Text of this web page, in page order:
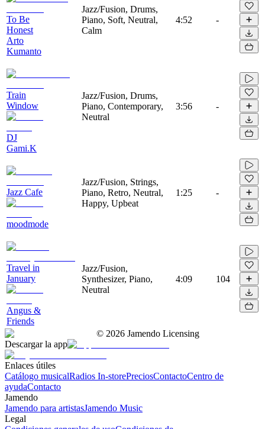
To Be
Honest
Arto
Kumanto
Jazz/Fusion, Drums,
Piano, Soft, Neutral,
Calm
4:52 -
Train
Window
DJ
Gami.K
Jazz/Fusion, Drums,
Piano, Contemporary,
Neutral
3:56 -
Jazz Cafe
moodmode
Jazz/Fusion, Strings,
Piano, Retro, Neutral,
Happy, Upbeat
1:25 -
Travel in
January
Angus &
Friends
Jazz/Fusion,
Synthesizer, Piano,
Neutral
4:09 104
© 2026 Jamendo Licensing
Descargar la app
Enlaces útiles
Catálogo musicalRadios In-storePreciosContactoCentro de
ayudaContacto
Jamendo
Jamendo para artistasJamendo Music
Legal